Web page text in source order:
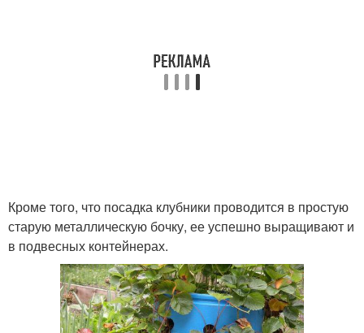
Кроме того, что посадка клубники проводится в простую
старую металлическую бочку, ее успешно выращивают и
в подвесных контейнерах.